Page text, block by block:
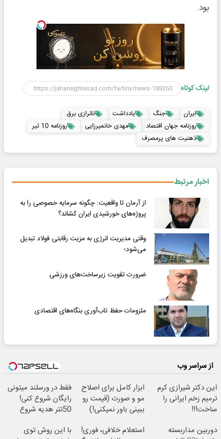
بود.
لینک کوتاه
ایران جنگ یادداشت
ناترازی برق
روزنامه جهان اقتصاد
مهدی خانمیرزایی
روزنامه 10 تیر
ذهنیت های پرمصرف
اخبار مرتبط
از آرمان تا واقعیت: چگونه سرمایه خصوصی را به
پروژه‌های خورشیدی ایران کشاند؟
وقتی مدیریت انرژی به مزیت رقابتی فولاد تبدیل
می‌شود؛
ضرورت تقویت زیرساخت‌های ورزشی
ملزومات حفظ تاب‌آوری بنگاه‌های اقتصادی
از سراسر وب
این دکتر شیرازی کرم
ترمیم زخم ایرانی را
ساخت!!!
ابزار کامل برای اصلاح
مو و صورت (قیمت رو
ببینی باور نمیکنی!)
فقط در ورسلند میتونی
رایگان شروع کنی!
50تتر هدیه شروع
دوربین مداربسته
استعلام خلافی، فوری!
با این روش توی